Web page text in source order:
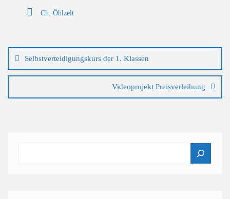
Ch. Öhlzelt
Selbstverteidigungskurs der 1. Klassen
Videoprojekt Preisverleihung